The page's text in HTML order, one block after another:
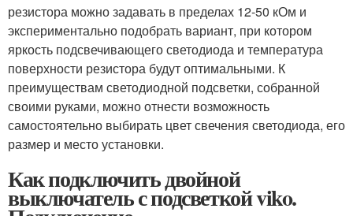
резистора можно задавать в пределах 12-50 кОм и
экспериментально подобрать вариант, при котором
яркость подсвечивающего светодиода и температура
поверхности резистора будут оптимальными. К
преимуществам светодиодной подсветки, собранной
своими руками, можно отнести возможность
самостоятельно выбирать цвет свечения светодиода, его
размер и место установки.
Как подключить двойной
выключатель с подсветкой viko.